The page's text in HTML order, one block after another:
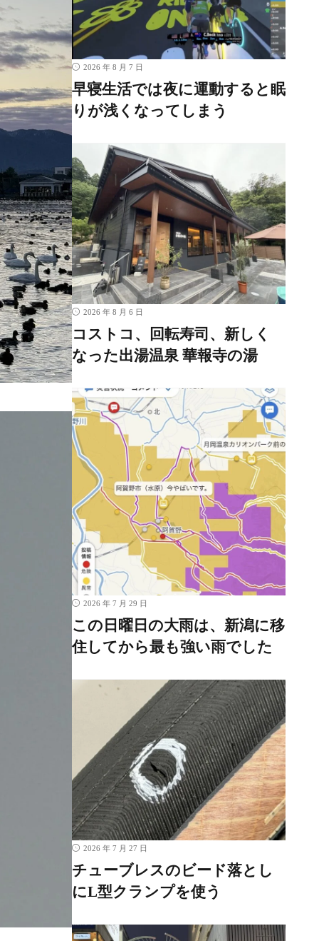
2026 年 8 月 7 日
早寝生活では夜に運動すると眠
りが浅くなってしまう
2026 年 8 月 6 日
コストコ、回転寿司、新しく
なった出湯温泉 華報寺の湯
2026 年 7 月 29 日
この日曜日の大雨は、新潟に移
住してから最も強い雨でした
2026 年 7 月 27 日
チューブレスのビード落とし
にL型クランプを使う